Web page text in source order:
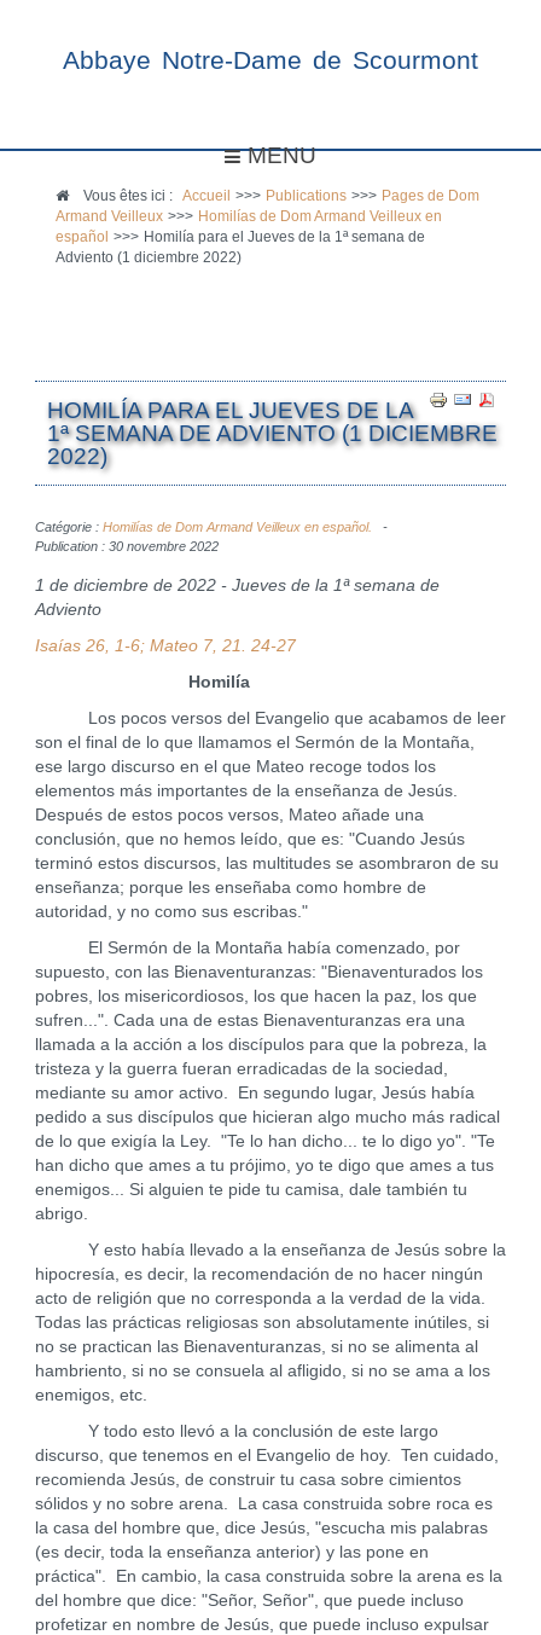
Abbaye Notre-Dame de Scourmont
MENU
Vous êtes ici :Accueil >>> Publications >>> Pages de Dom
Armand Veilleux >>> Homilías de Dom Armand Veilleux en
español
>>> Homilía para el Jueves de la 1ª semana de
Adviento (1 diciembre 2022)
HOMILÍA PARA EL JUEVES DE LA
1ª SEMANA DE ADVIENTO (1 DICIEMBRE
2022)
Catégorie : Homilías de Dom Armand Veilleux en español.
Publication : 30 novembre 2022
1 de diciembre de 2022 - Jueves de la 1ª semana de
Adviento
Isaías 26, 1-6; Mateo 7, 21. 24-27
Homilía
Los pocos versos del Evangelio que acabamos de leer
son el final de lo que llamamos el Sermón de la Montaña,
ese largo discurso en el que Mateo recoge todos los
elementos más importantes de la enseñanza de Jesús.
Después de estos pocos versos, Mateo añade una
conclusión, que no hemos leído, que es: "Cuando Jesús
terminó estos discursos, las multitudes se asombraron de su
enseñanza; porque les enseñaba como hombre de
autoridad, y no como sus escribas."
El Sermón de la Montaña había comenzado, por
supuesto, con las Bienaventuranzas: "Bienaventurados los
pobres, los misericordiosos, los que hacen la paz, los que
sufren...". Cada una de estas Bienaventuranzas era una
llamada a la acción a los discípulos para que la pobreza, la
tristeza y la guerra fueran erradicadas de la sociedad,
mediante su amor activo. En segundo lugar, Jesús había
pedido a sus discípulos que hicieran algo mucho más radical
de lo que exigía la Ley. "Te lo han dicho... te lo digo yo". "Te
han dicho que ames a tu prójimo, yo te digo que ames a tus
enemigos... Si alguien te pide tu camisa, dale también tu
abrigo.
Y esto había llevado a la enseñanza de Jesús sobre la
hipocresía, es decir, la recomendación de no hacer ningún
acto de religión que no corresponda a la verdad de la vida.
Todas las prácticas religiosas son absolutamente inútiles, si
no se practican las Bienaventuranzas, si no se alimenta al
hambriento, si no se consuela al afligido, si no se ama a los
enemigos, etc.
Y todo esto llevó a la conclusión de este largo
discurso, que tenemos en el Evangelio de hoy. Ten cuidado,
recomienda Jesús, de construir tu casa sobre cimientos
sólidos y no sobre arena. La casa construida sobre roca es
la casa del hombre que, dice Jesús, "escucha mis palabras
(es decir, toda la enseñanza anterior) y las pone en
práctica". En cambio, la casa construida sobre la arena es la
del hombre que dice: "Señor, Señor", que puede incluso
profetizar en nombre de Jesús, que puede incluso expulsar